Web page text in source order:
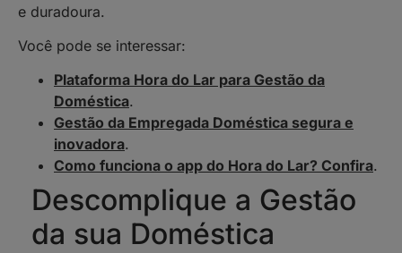
e duradoura.
Você pode se interessar:
Plataforma Hora do Lar para Gestão da
Doméstica.
Gestão da Empregada Doméstica segura e
inovadora.
Como funciona o app do Hora do Lar? Confira.
Descomplique a Gestão
da sua Doméstica